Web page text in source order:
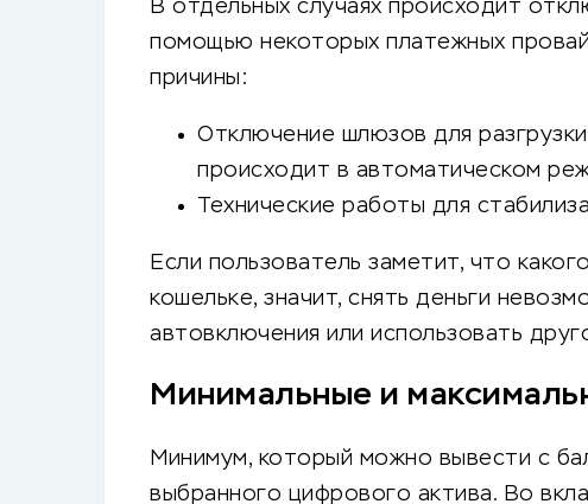
В отдельных случаях происходит
помощью некоторых платежных
причины:
Отключение шлюзов для
происходит в автоматическом
Технические работы для
Если пользователь заметит, что
кошельке, значит, снять деньги
автовключения или использовать
Минимальные и
Минимум, который можно вывести с
выбранного цифрового актива. Во